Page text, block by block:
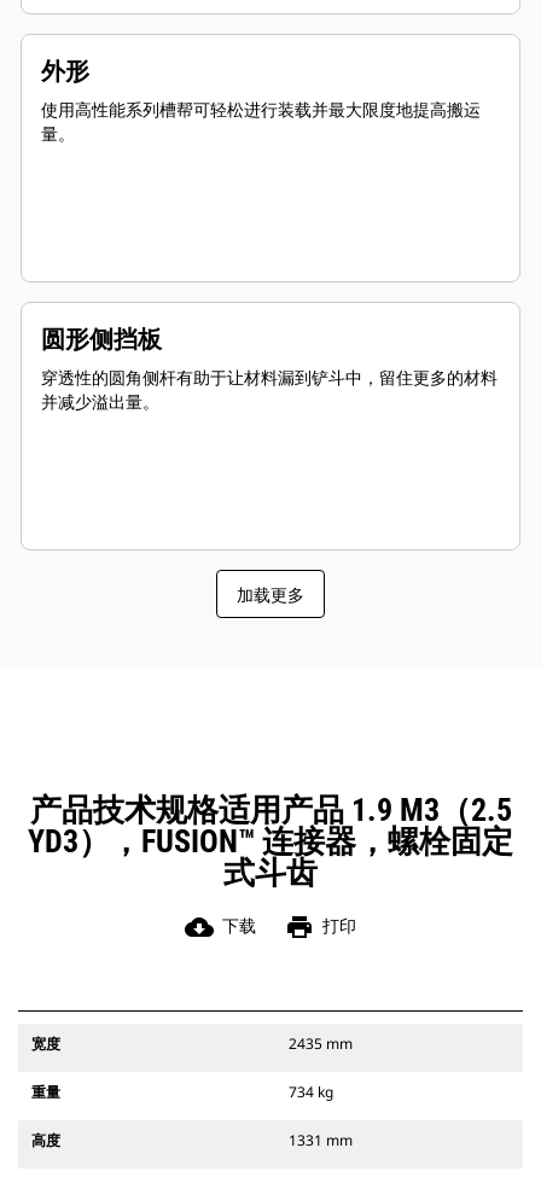
外形
使用高性能系列槽帮可轻松进行装载并最大限度地提高搬运
量。
圆形侧挡板
穿透性的圆角侧杆有助于让材料漏到铲斗中，留住更多的材料
并减少溢出量。
加载更多
产品技术规格适用产品 1.9 M3（2.5
YD3），FUSION™ 连接器，螺栓固定
式斗齿
cloud_download 下载 print 打印
宽度 2435 mm
重量 734 kg
高度 1331 mm